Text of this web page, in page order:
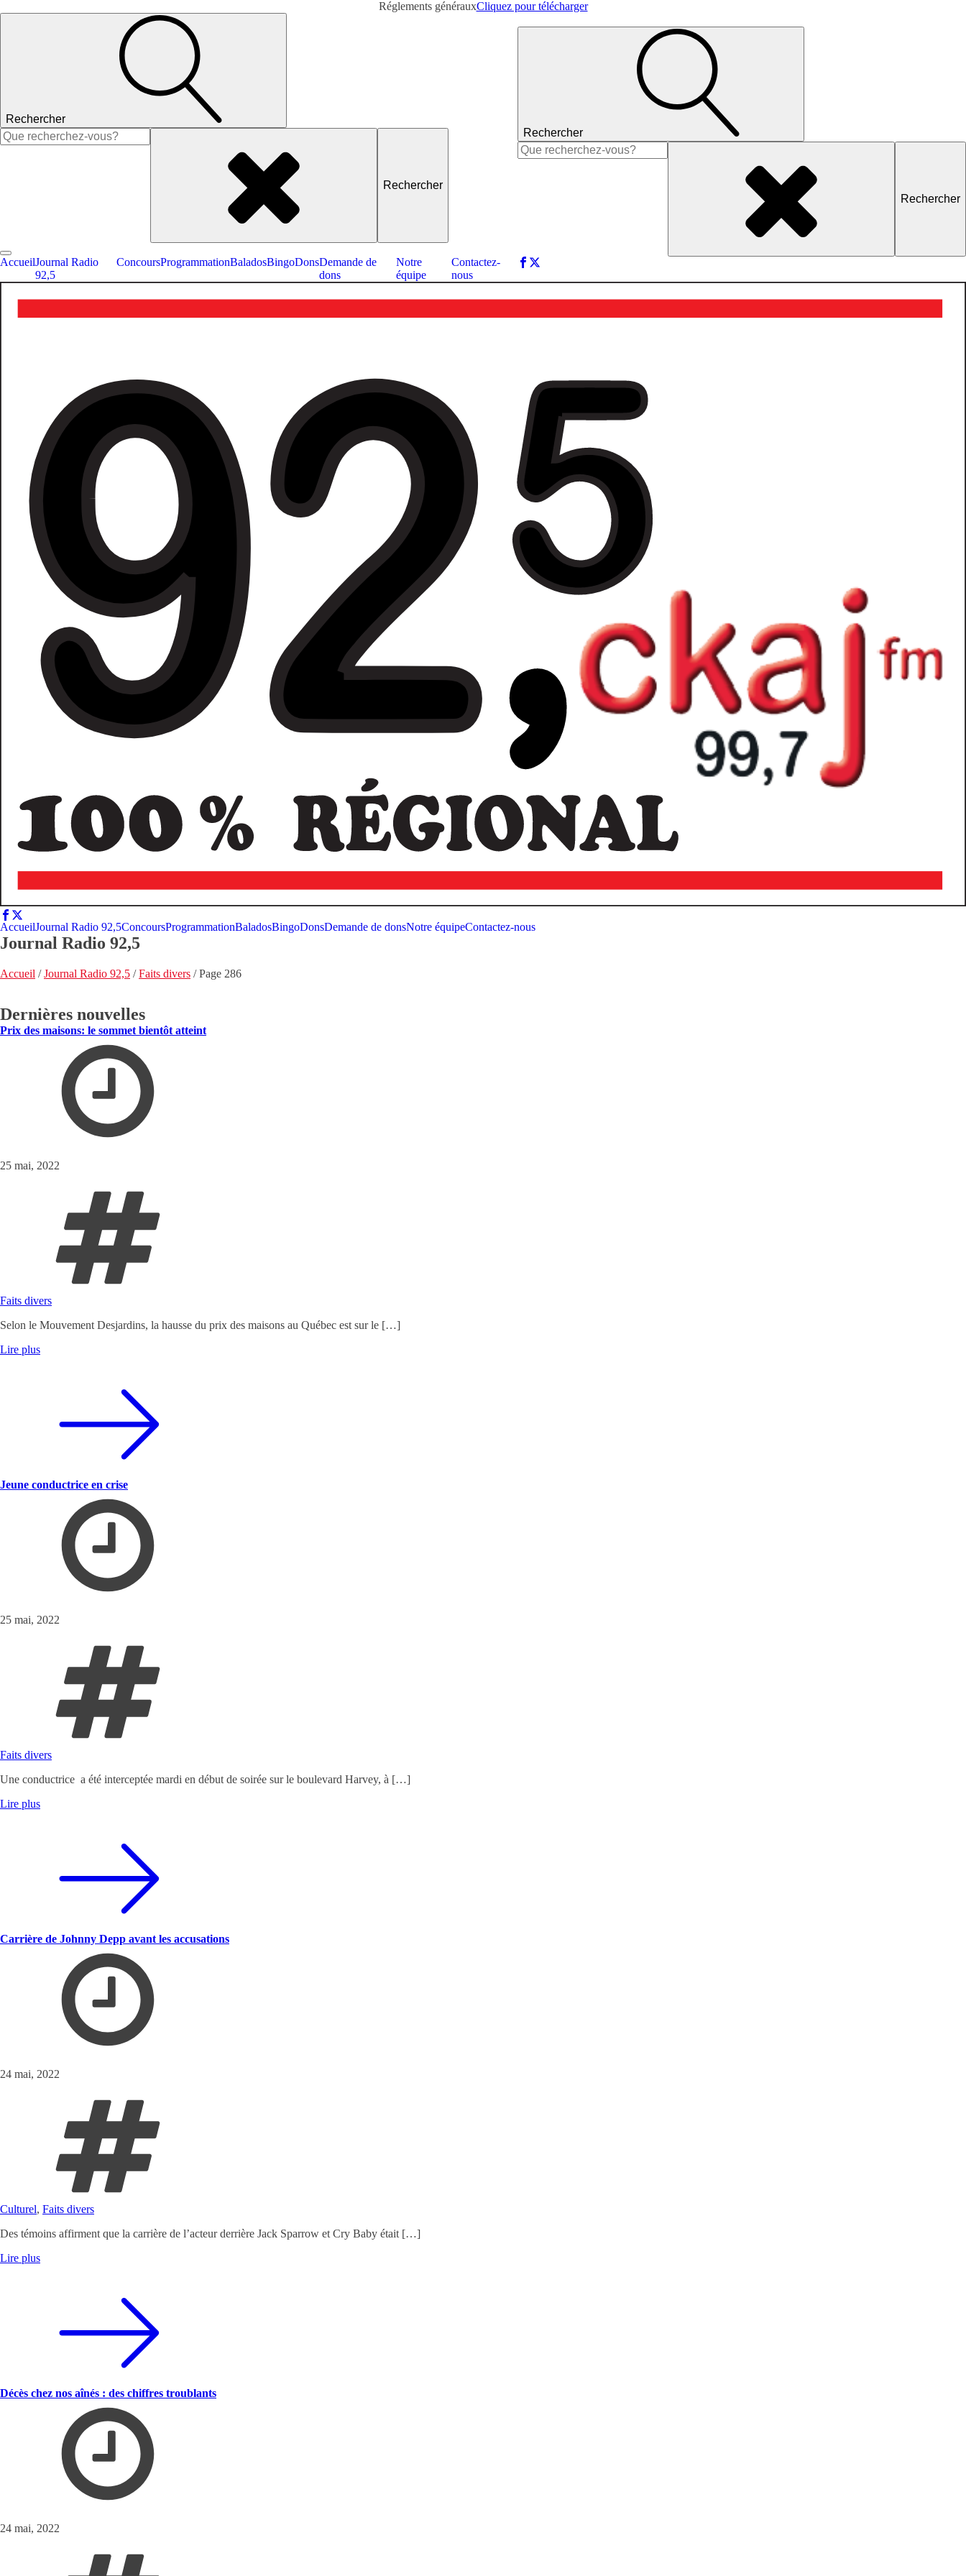
Réglements générauxCliquez pour télécharger
Rechercher
Rechercher :
AccueilJournal Radio
92,5
ConcoursProgrammationBaladosBingoDonsDemande de
dons
Notre
équipe
Contactez-
nous
Rechercher
Rechercher :
AccueilJournal Radio 92,5ConcoursProgrammationBaladosBingoDonsDemande de donsNotre équipeContactez-nous
Journal Radio 92,5
Accueil /Journal Radio 92,5 /Faits divers /Page 286
Dernières nouvelles
Prix des maisons: le sommet bientôt atteint
25 mai, 2022
Faits divers
Selon le Mouvement Desjardins, la hausse du prix des maisons au Québec est sur le […]
Lire plus
Jeune conductrice en crise
25 mai, 2022
Faits divers
Une conductrice a été interceptée mardi en début de soirée sur le boulevard Harvey, à […]
Lire plus
Carrière de Johnny Depp avant les accusations
24 mai, 2022
Culturel, Faits divers
Des témoins affirment que la carrière de l’acteur derrière Jack Sparrow et Cry Baby était […]
Lire plus
Décès chez nos aînés : des chiffres troublants
24 mai, 2022